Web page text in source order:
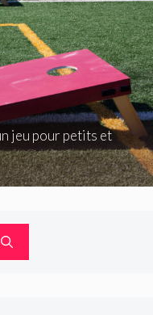
jeu pour petits et